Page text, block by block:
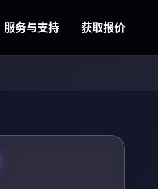
服务与支持 获取报价